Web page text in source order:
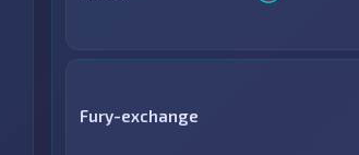
Fury-exchange